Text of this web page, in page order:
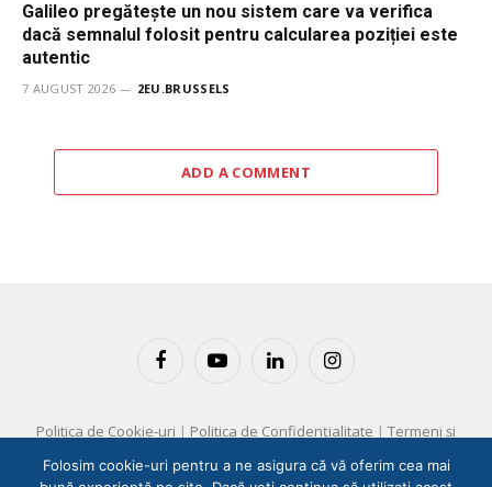
Galileo pregătește un nou sistem care va verifica
dacă semnalul folosit pentru calcularea poziției este
autentic
7 AUGUST 2026 2EU.BRUSSELS
ADD A COMMENT
FacebookYouTubeLinkedInInstagram
Politica de Cookie-uri | Politica de Confidențialitate | Termeni și
Folosim cookie-uri pentru a ne asigura că vă oferim cea mai